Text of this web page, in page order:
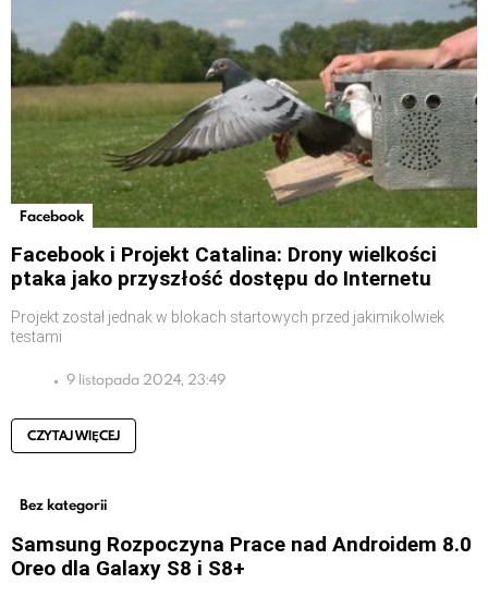
Facebook
Facebook i Projekt Catalina: Drony wielkości
ptaka jako przyszłość dostępu do Internetu
Projekt został jednak w blokach startowych przed jakimikolwiek
testami
9 listopada 2024, 23:49
CZYTAJ WIĘCEJ
Bez kategorii
Samsung Rozpoczyna Prace nad Androidem 8.0
Oreo dla Galaxy S8 i S8+